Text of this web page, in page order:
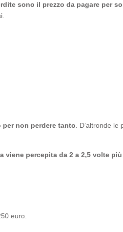
sono il prezzo da pagare per
per non perdere tanto. D’altronde le
viene percepita da 2 a 2,5 volte
euro.